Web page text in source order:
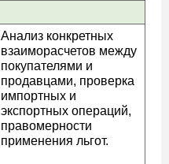
Анализ конкретных
взаиморасчетов между
покупателями и
продавцами, проверка
импортных и
экспортных операций,
правомерности
применения льгот.